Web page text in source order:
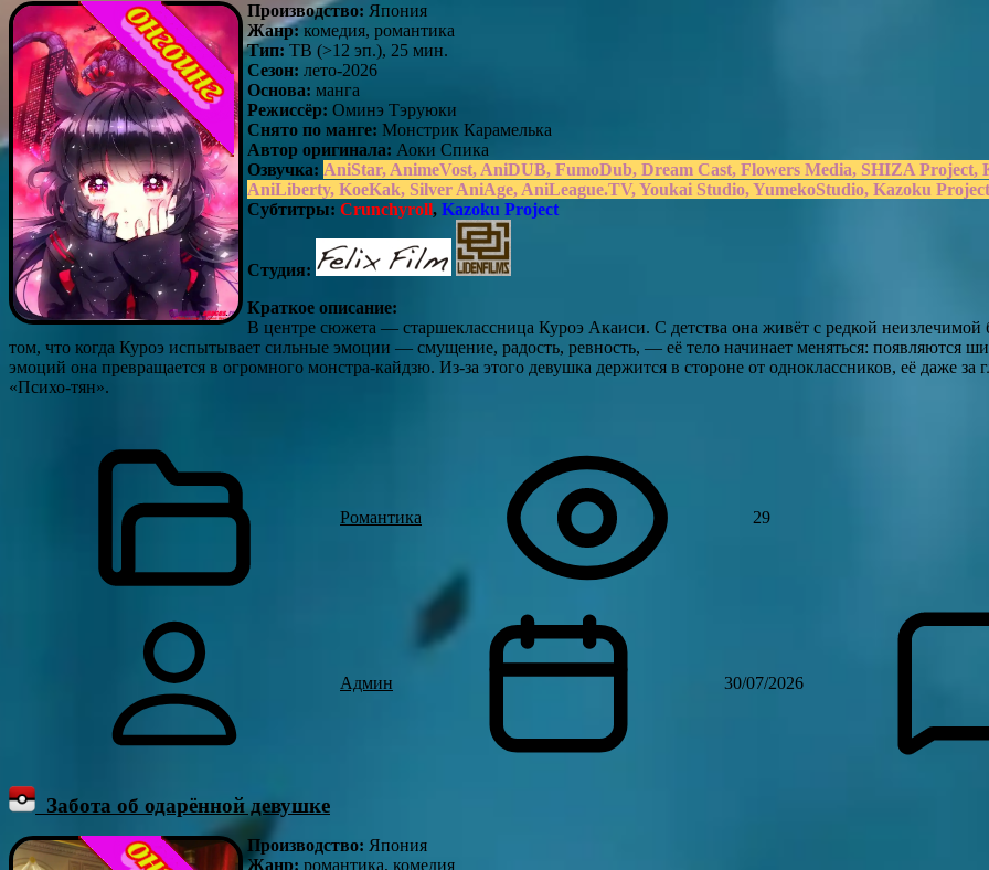
Производство: Япония
Жанр: комедия, романтика
Тип: ТВ (>12 эп.), 25 мин.
Сезон: лето-2026
Основа: манга
Режиссёр: Оминэ Тэруюки
Снято по манге: Монстрик Карамелька
Автор оригинала: Аоки Спика
Озвучка: AniStar, AnimeVost, AniDUB, FumoDub, Dream Cast, Flowers Media, SHIZA
AniLiberty, KoeKak, Silver AniAge, AniLeague.TV, Youkai Studio, YumekoStudio, Kazoku
Субтитры: Crunchyroll, Kazoku Project
Студия:
Краткое описание:
В центре сюжета — старшеклассница Куроэ Акаиси. С детства она живёт с редкой неизлечимой
том, что когда Куроэ испытывает сильные эмоции — смущение, радость, ревность, — её тело начинает меняться: появляются
эмоций она превращается в огромного монстра-кайдзю. Из-за этого девушка держится в стороне от одноклассников, её даже за
«Психо-тян».
Романтика 29
Админ 30/07/2026
Забота об одарённой девушке
Производство: Япония
Жанр: романтика, комедия